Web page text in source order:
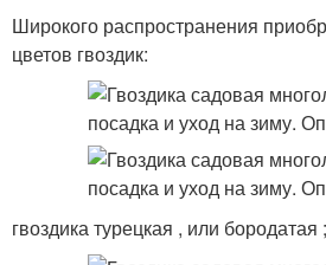
Широкого распространения
цветов гвоздик:
гвоздика турецкая , или бородатая ;